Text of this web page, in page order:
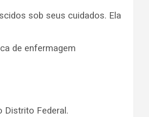
sob seus cuidados. Ela
de enfermagem
Distrito Federal.